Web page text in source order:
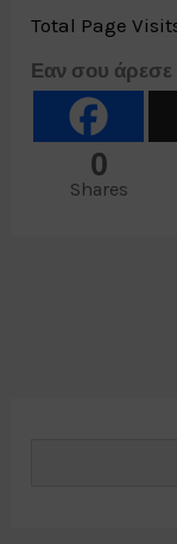
Total Page
Εαν σου άρεσε
0
Shares